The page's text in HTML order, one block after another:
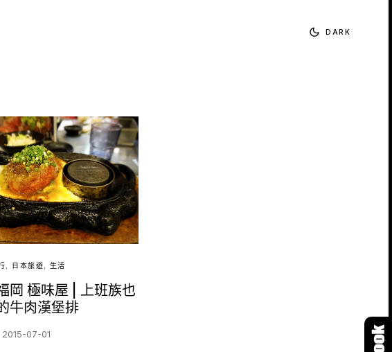
DARK
日本旅遊 生活
岡 極味屋 | 上班族也
牛肉漢堡排
2015-07-01